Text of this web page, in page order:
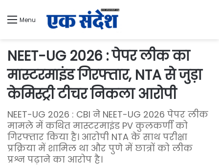
Menu
NEET-UG 2026 : पेपर लीक का
मास्टरमाइंड गिरफ्तार, NTA से जुड़ा
केमिस्ट्री टीचर निकला आरोपी
NEET-UG 2026 : CBI ने NEET-UG 2026 पेपर लीक
मामले में कथित मास्टरमाइंड PV कुलकर्णी को
गिरफ्तार किया है। आरोपी NTA के साथ परीक्षा
प्रक्रिया में शामिल था और पुणे में छात्रों को लीक
प्रश्न पढ़ाने का आरोप है।